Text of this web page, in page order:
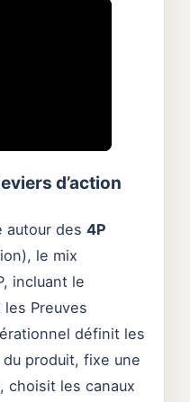
d’action
autour des 4P
le mix
incluant le
Preuves
définit les
produit, fixe une
choisit les canaux